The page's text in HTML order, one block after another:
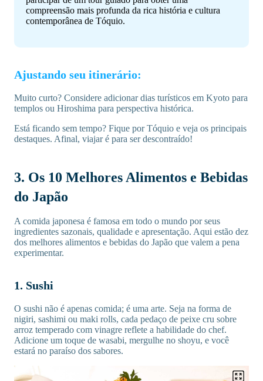
compreensão mais profunda da rica história e cultura
contemporânea de Tóquio.
Ajustando seu itinerário:
Muito curto? Considere adicionar dias turísticos em Kyoto para
templos ou Hiroshima para perspectiva histórica.
Está ficando sem tempo? Fique por Tóquio e veja os principais
destaques. Afinal, viajar é para ser descontraído!
3. Os 10 Melhores Alimentos e Bebidas
do Japão
A comida japonesa é famosa em todo o mundo por seus
ingredientes sazonais, qualidade e apresentação. Aqui estão dez
dos melhores alimentos e bebidas do Japão que valem a pena
experimentar.
1. Sushi
O sushi não é apenas comida; é uma arte. Seja na forma de
nigiri, sashimi ou maki rolls, cada pedaço de peixe cru sobre
arroz temperado com vinagre reflete a habilidade do chef.
Adicione um toque de wasabi, mergulhe no shoyu, e você
estará no paraíso dos sabores.